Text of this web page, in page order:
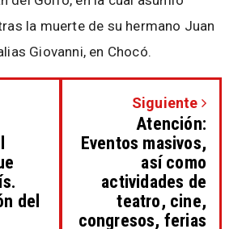
la muerte de su hermano Juan
Giovanni, en Chocó.
del
Siguiente
Atención:
Eventos masivos,
así como
actividades de
teatro, cine,
congresos, ferias